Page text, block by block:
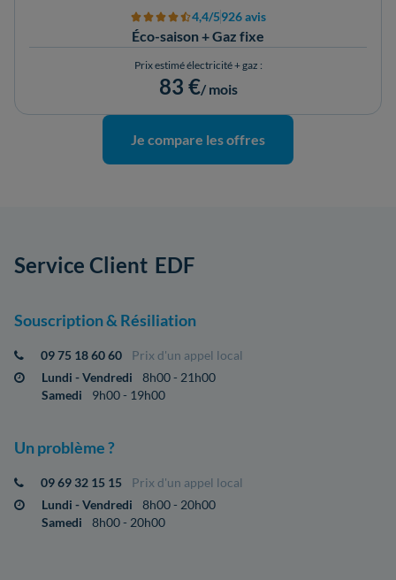
Éco-saison + Gaz fixe
4,4/5926 avis
Prix estimé électricité + gaz :
83 €/ mois
Je compare les offres
EDF
Service Client
Souscription & Résiliation
09 75 18 60 60
Prix d'un appel local
Lundi - Vendredi
8h00 - 21h00
Samedi
9h00 - 19h00
Un problème ?
09 69 32 15 15
Prix d'un appel local
Lundi - Vendredi
8h00 - 20h00
Samedi
8h00 - 20h00